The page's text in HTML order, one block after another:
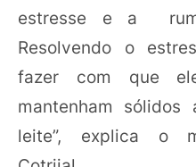
estresse e a
Resolvendo o
fazer com que
mantenham
leite”, explica o